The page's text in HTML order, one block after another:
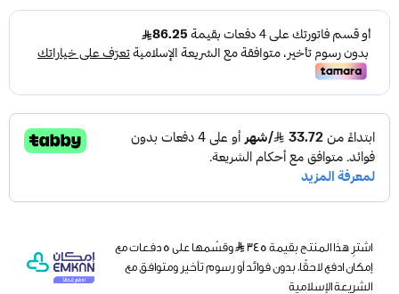
اشترِ هذا المنتج بقيمة ٣٤٥
وقسّمها على 5 دفعات مع
إمكان ادفع لاحقًا، بدون فوائد أو رسوم تأخير ومتوافق مع
الشريعة الإسلامية